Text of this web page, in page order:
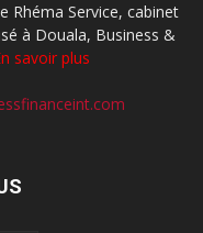
Rhéma Service, cabinet
à Douala, Business &
savoir plus